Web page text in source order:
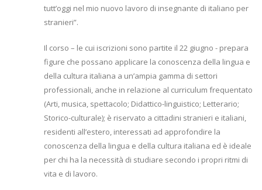
tutt’oggi nel mio nuovo lavoro di insegnante di italiano per
stranieri”.
Il corso – le cui iscrizioni sono partite il 22 giugno - prepara
figure che possano applicare la conoscenza della lingua e
della cultura italiana a un’ampia gamma di settori
professionali, anche in relazione al curriculum frequentato
(Arti, musica, spettacolo; Didattico-linguistico; Letterario;
Storico-culturale); è riservato a cittadini stranieri e italiani,
residenti all’estero, interessati ad approfondire la
conoscenza della lingua e della cultura italiana ed è ideale
per chi ha la necessità di studiare secondo i propri ritmi di
vita e di lavoro.